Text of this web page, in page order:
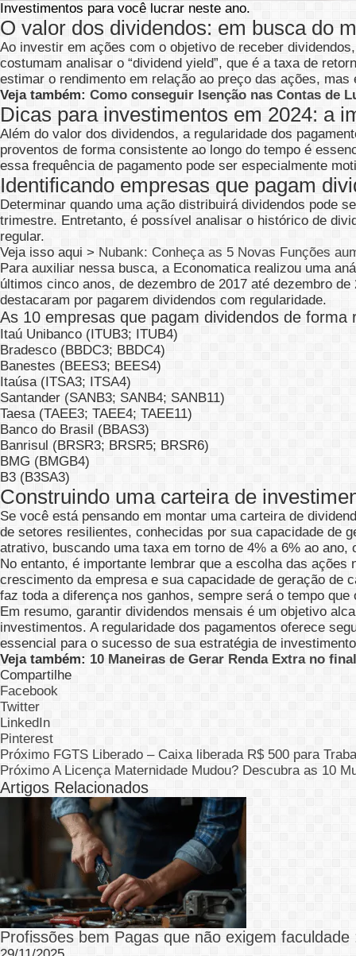
Investimentos para você lucrar neste ano.
O valor dos dividendos: em busca do
Ao investir em ações com o objetivo de receber
costumam analisar o “dividend yield”, que é a taxa de
estimar o rendimento em relação ao preço das ações,
Veja também: Como conseguir Isenção nas Contas de
Dicas para investimentos em 2024: a
Além do valor dos dividendos, a regularidade dos
proventos de forma consistente ao longo do tempo é
essa frequência de pagamento pode ser especialmente
Identificando empresas que pagam
Determinar quando uma ação distribuirá dividendos pode
trimestre. Entretanto, é possível analisar o histórico de
regular.
Veja isso aqui > Nubank: Conheça as 5 Novas Funções
Para auxiliar nessa busca, a Economatica realizou uma
últimos cinco anos, de dezembro de 2017 até dezembro
destacaram por pagarem dividendos com regularidade.
As 10 empresas que pagam dividendos de forma
Itaú Unibanco (ITUB3; ITUB4)
Bradesco (BBDC3; BBDC4)
Banestes (BEES3; BEES4)
Itaúsa (ITSA3; ITSA4)
Santander (SANB3; SANB4; SANB11)
Taesa (TAEE3; TAEE4; TAEE11)
Banco do Brasil (BBAS3)
Banrisul (BRSR3; BRSR5; BRSR6)
BMG (BMGB4)
B3 (B3SA3)
Construindo uma carteira de
Se você está pensando em montar uma carteira de
de setores resilientes, conhecidas por sua capacidade de
atrativo, buscando uma taxa em torno de 4% a 6% ao
No entanto, é importante lembrar que a escolha das
crescimento da empresa e sua capacidade de geração de
faz toda a diferença nos ganhos, sempre será o tempo
Em resumo, garantir dividendos mensais é um objetivo
investimentos. A regularidade dos pagamentos oferece
essencial para o sucesso de sua estratégia de
Veja também: 10 Maneiras de Gerar Renda Extra no
Compartilhe
Facebook
Twitter
LinkedIn
Pinterest
Próximo FGTS Liberado – Caixa liberada R$ 500 para
Próximo A Licença Maternidade Mudou? Descubra as 10
Artigos Relacionados
Profissões bem Pagas que não exigem